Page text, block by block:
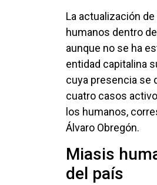
La actualización
humanos dentro
aunque no se ha
entidad capitalina
cuya presencia se
cuatro casos
los humanos,
Álvaro Obregón.
Miasis
del país